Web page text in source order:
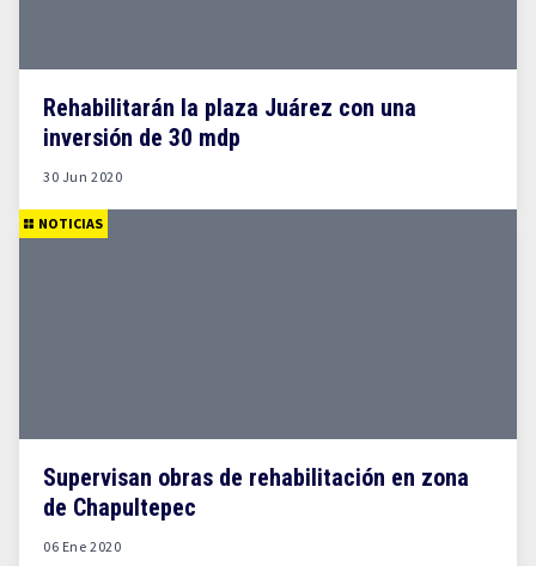
Rehabilitarán la plaza Juárez con una
inversión de 30 mdp
30 Jun 2020
NOTICIAS
Supervisan obras de rehabilitación en zona
de Chapultepec
06 Ene 2020